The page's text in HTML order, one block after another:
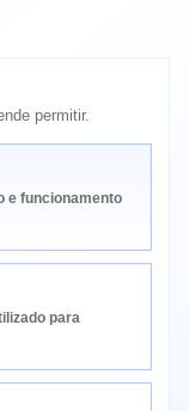
permitir.
e funcionamento
para